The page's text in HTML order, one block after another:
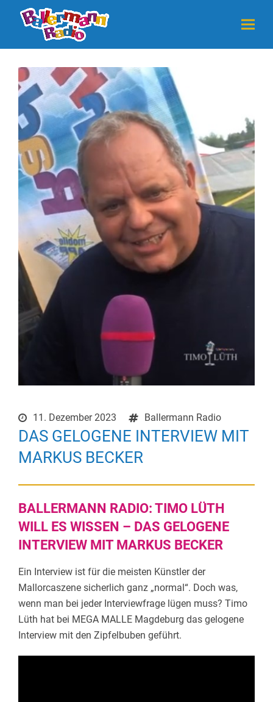
11. Dezember 2023 Ballermann Radio
DAS GELOGENE INTERVIEW MIT
MARKUS BECKER
BALLERMANN RADIO: TIMO LÜTH
WILL ES WISSEN – DAS GELOGENE
INTERVIEW MIT MARKUS BECKER
Ein Interview ist für die meisten Künstler der
Mallorcaszene sicherlich ganz „normal“. Doch was,
wenn man bei jeder Interviewfrage lügen muss? Timo
Lüth hat bei MEGA MALLE Magdeburg das gelogene
Interview mit den Zipfelbuben geführt.